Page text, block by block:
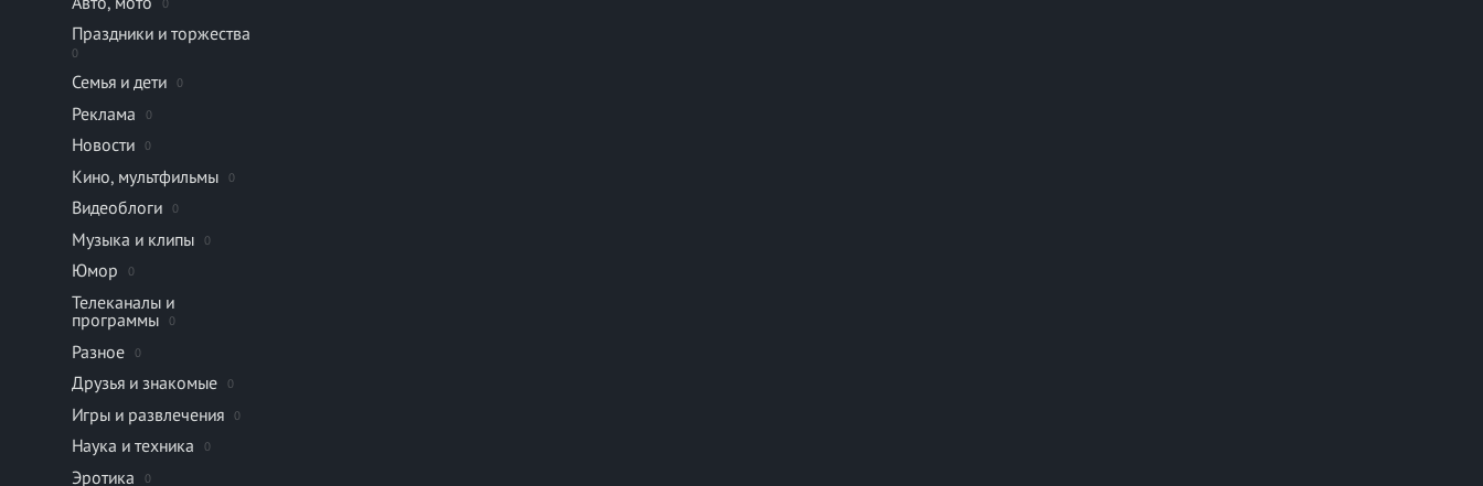
Праздники и торжества
0
Семья и дети 0
Реклама 0
Новости 0
Кино, мультфильмы 0
Видеоблоги 0
Музыка и клипы 0
Юмор 0
Телеканалы и
программы
0
Разное 0
Друзья и знакомые 0
Игры и развлечения 0
Наука и техника 0
Эротика 0